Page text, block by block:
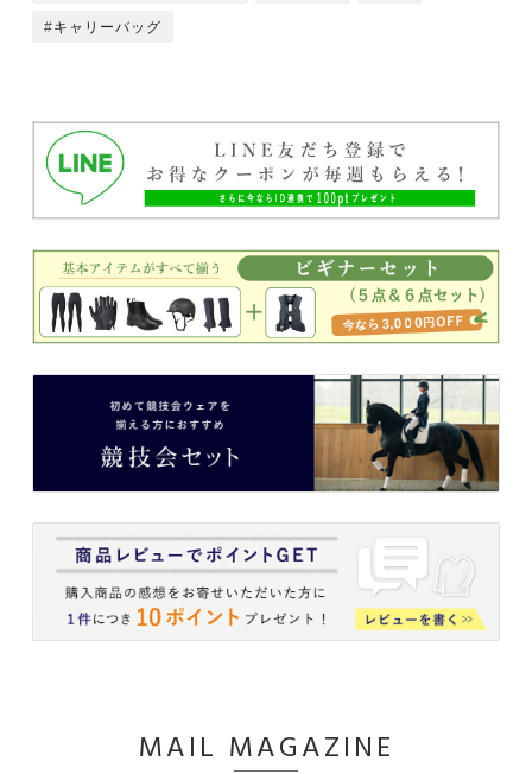
キャリーバッグ
MAIL MAGAZINE